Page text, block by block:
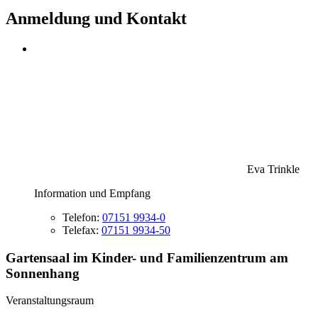
Anmeldung und Kontakt
Eva Trinkle
Information und Empfang
Telefon: 07151 9934-0
Telefax: 07151 9934-50
Gartensaal im Kinder- und Familienzentrum am
Sonnenhang
Veranstaltungsraum